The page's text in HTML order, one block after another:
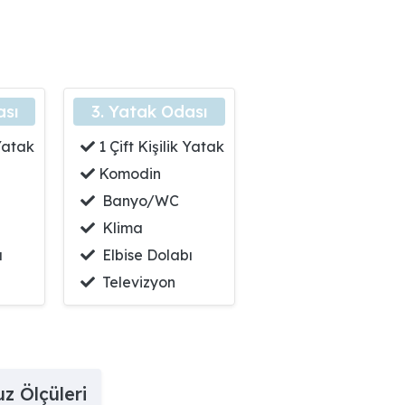
göz dolduran, geniş aileler için ideal bir villadır.
uzakta huzurlu ve sakin bir tatil imkânı
3. Yatak Odası
1 Çift Kişilik Yatak
Komodin
Banyo/WC
Klima
Elbise Dolabı
Televizyon
Ölçüleri